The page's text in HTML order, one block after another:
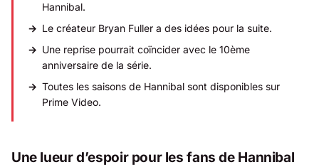
Hannibal.
Le créateur Bryan Fuller a des idées pour la suite.
Une reprise pourrait coïncider avec le 10ème
anniversaire de la série.
Toutes les saisons de Hannibal sont disponibles sur
Prime Video.
Une lueur d’espoir pour les fans de Hannibal